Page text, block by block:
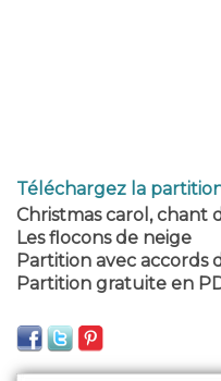
Téléchargez la
Christmas carol, chant
Les flocons de neige
Partition avec accords
Partition gratuite en